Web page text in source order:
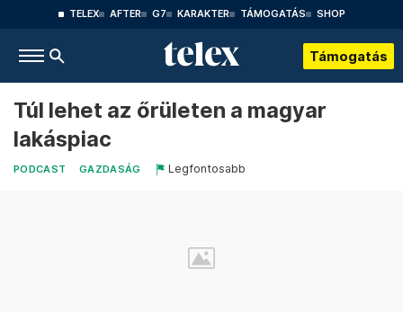
TELEX AFTER G7 KARAKTER TÁMOGATÁS SHOP
Támogatás
Túl lehet az őrületen a magyar
lakáspiac
PODCAST GAZDASÁG Legfontosabb